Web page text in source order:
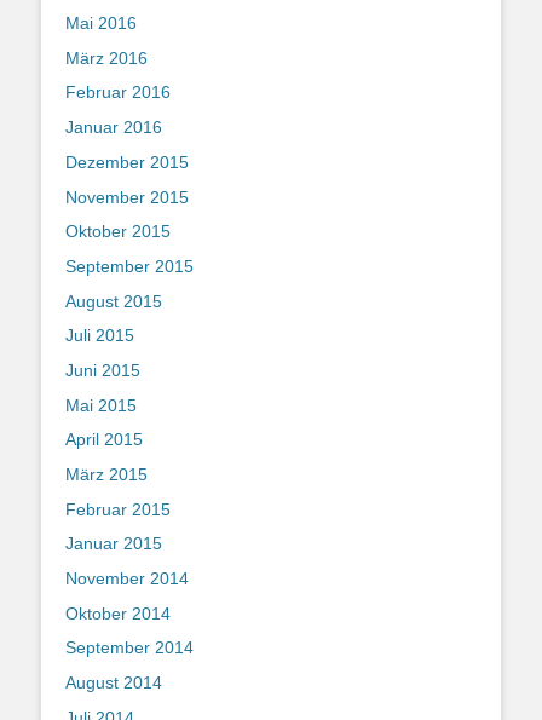
Mai 2016
März 2016
Februar 2016
Januar 2016
Dezember 2015
November 2015
Oktober 2015
September 2015
August 2015
Juli 2015
Juni 2015
Mai 2015
April 2015
März 2015
Februar 2015
Januar 2015
November 2014
Oktober 2014
September 2014
August 2014